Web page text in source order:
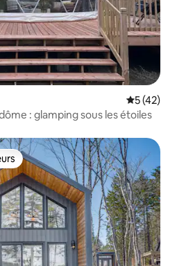
5 (42)
: glamping sous les étoiles
les plus appréciés